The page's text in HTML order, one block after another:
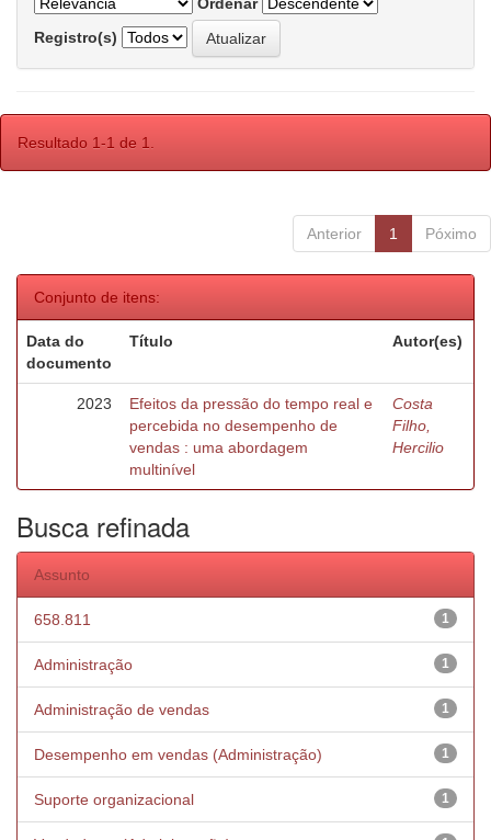
Registro(s)
Resultado 1-1 de 1.
Anterior 1 Póximo
Conjunto de itens:
Data do
documento
Título Autor(es)
2023
Efeitos da pressão do tempo real e
percebida no desempenho de
vendas : uma abordagem
multinível
Costa
Filho,
Hercilio
Busca refinada
Assunto
1
658.811
1
Administração
1
Administração de vendas
1
Desempenho em vendas (Administração)
1
Suporte organizacional